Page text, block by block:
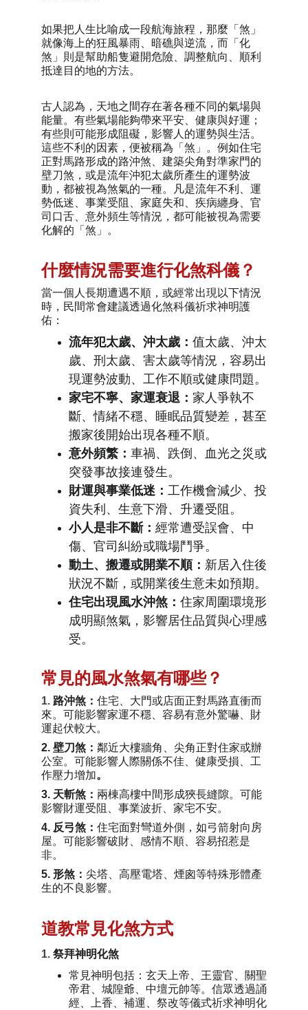
如果把人生比喻成一段航海旅程，那麼「煞」
就像海上的狂風暴雨、暗礁與逆流，而「化
煞」則是幫助船隻避開危險、調整航向、順利
抵達目的地的方法。
古人認為，天地之間存在著各種不同的氣場與
能量。有些氣場能夠帶來平安、健康與好運；
有些則可能形成阻礙，影響人的運勢與生活。
這些不利的因素，便被稱為「煞」。例如住宅
正對馬路形成的路沖煞、建築尖角對準家門的
壁刀煞，或是流年沖犯太歲所產生的運勢波
動，都被視為煞氣的一種。凡是流年不利、運
勢低迷、事業受阻、家庭失和、疾病纏身、官
司口舌、意外頻生等情況，都可能被視為需要
化解的「煞」。
什麼情況需要進行化煞科儀？
當一個人長期遭遇不順，或經常出現以下情況
時，民間常會建議透過化煞科儀祈求神明護
佑：
流年犯太歲、沖太歲： 值太歲、沖太
歲、刑太歲、害太歲等情況，容易出
現運勢波動、工作不順或健康問題。
家宅不寧、家運衰退 ： 家人爭執不
斷、情緒不穩、睡眠品質變差，甚至
搬家後開始出現各種不順。
意外頻繁 ： 車禍、跌倒、血光之災或
突發事故接連發生。
財運與事業低迷 ： 工作機會減少、投
資失利、生意下滑、升遷受阻。
小人是非不斷： 經常遭受誤會、中
傷、官司糾紛或職場鬥爭。
動土、搬遷或開業不順 ： 新居入住後
狀況不斷，或開業後生意未如預期。
住宅出現風水沖煞 ： 住家周圍環境形
成明顯煞氣，影響居住品質與心理感
受。
常見的風水煞氣有哪些？
1. 路沖煞： 住宅、大門或店面正對馬路直衝而
來。可能影響家運不穩、容易有意外驚嚇、財
運起伏較大。
2. 壁刀煞： 鄰近大樓牆角、尖角正對住家或辦
公室。可能影響人際關係不佳、健康受損、工
作壓力增加。
3. 天斬煞： 兩棟高樓中間形成狹長縫隙。可能
影響財運受阻、事業波折、家宅不安。
4. 反弓煞： 住宅面對彎道外側，如弓箭射向房
屋。可能影響破財、感情不順、容易招惹是
非。
5. 形煞： 尖塔、高壓電塔、煙囪等特殊形體產
生的不良影響。
道教常見化煞方式
1. 祭拜神明化煞
常見神明包括：玄天上帝、王靈官、關聖
帝君、城隍爺、中壇元帥等。信眾透過誦
經、上香、補運、祭改等儀式祈求神明化